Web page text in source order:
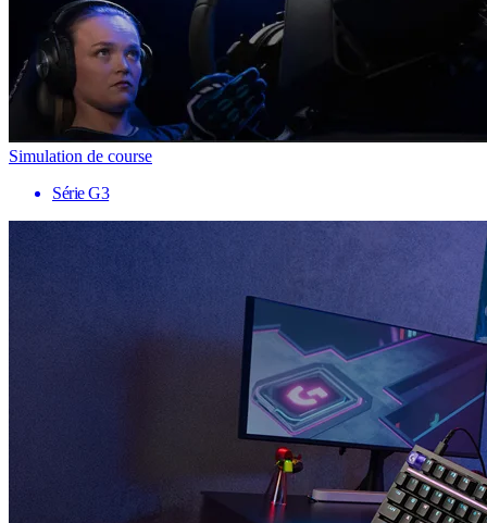
Simulation de course
Série G3